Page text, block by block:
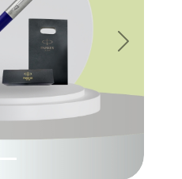
Siguiente